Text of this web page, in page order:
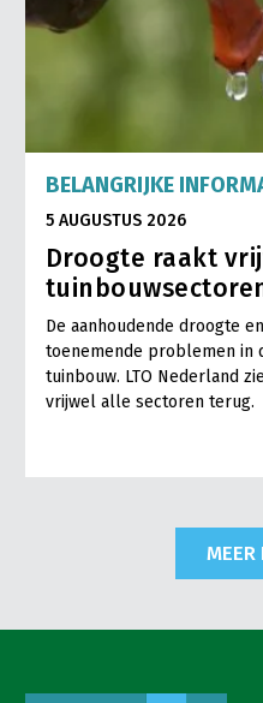
BELANGRIJKE
5 AUGUSTUS 2026
Droogte raakt
De aanhoudende droogte
toenemende problemen in
tuinbouw. LTO Nederland
vrijwel alle sectoren terug.
MEER